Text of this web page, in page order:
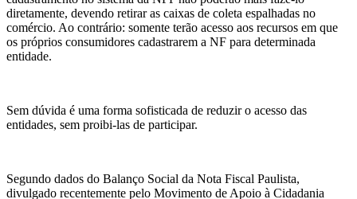
diretamente, devendo retirar as caixas de coleta espalhadas no
comércio. Ao contrário: somente terão acesso aos recursos em que
os próprios consumidores cadastrarem a NF para determinada
entidade.
Sem dúvida é uma forma sofisticada de reduzir o acesso das
entidades, sem proibi-las de participar.
Segundo dados do Balanço Social da Nota Fiscal Paulista,
divulgado recentemente pelo Movimento de Apoio à Cidadania